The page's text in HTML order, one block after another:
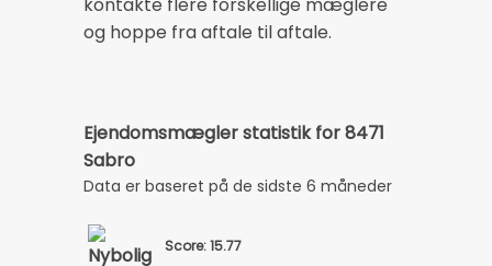
kontakte flere forskellige mæglere
og hoppe fra aftale til aftale.
Ejendomsmægler statistik for 8471
Sabro
Data er baseret på de sidste 6 måneder
Score: 15.77